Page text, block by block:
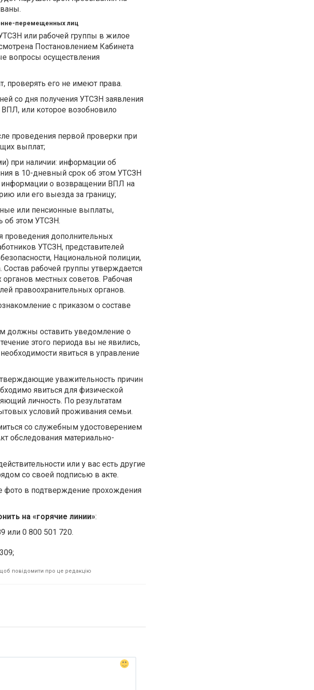
перемещенных лиц
или рабочей группы в жилое
Постановлением Кабинета
вопросы осуществления
проверять его не имеют права.
со дня получения УТСЗН заявления
ВПЛ, или которое возобновило
проведения первой проверки при
выплат;
при наличии: информации об
в 10-дневный срок об этом УТСЗН
информации о возвращении ВПЛ на
или его выезда за границу;
или пенсионные выплаты,
об этом УТСЗН.
проведения дополнительных
УТСЗН, представителей
Национальной полиции,
рабочей группы утверждается
местных советов. Рабочая
правоохранительных органов.
с приказом о составе
должны оставить уведомление о
этого периода вы не явились,
явиться в управление
уважительность причин
явиться для физической
личность. По результатам
условий проживания семьи.
со служебным удостоверением
обследования материально-
или у вас есть другие
со своей подписью в акте.
фото в подтверждение прохождения
на «горячие линии»:
или 0 800 501 720.
щоб повідомити про це редакцію